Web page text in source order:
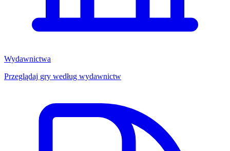
Wydawnictwa
Przeglądaj gry według wydawnictw